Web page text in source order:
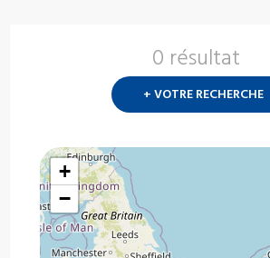
0 résultat
+ VOTRE RECHERCHE
+
−